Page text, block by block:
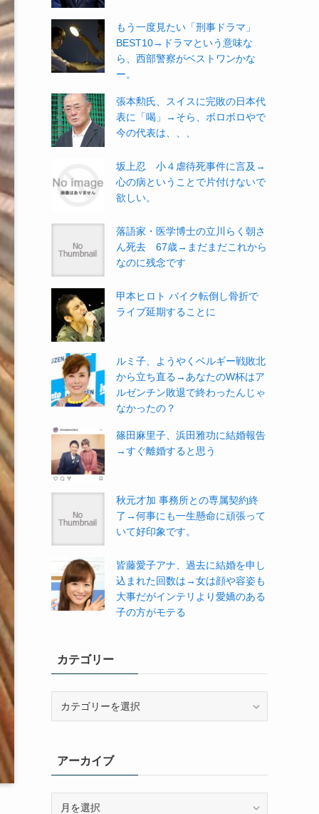
もう一度見たい「刑事ドラマ」
BEST10→ドラマという意味な
ら、西部警察がベストワンかな
ー。
張本勲氏、スイスに完敗の日本代
表に「喝」→そら、ボロボロやで
今の代表は、、、
坂上忍 小４虐待死事件に言及→
心の病ということで片付けないで
欲しい。
落語家・医学博士の立川らく朝さ
ん死去 67歳→まだまだこれから
なのに残念です
甲本ヒロト バイク転倒し骨折で
ライブ延期することに
ルミ子、ようやくベルギー戦敗北
から立ち直る→あなたのW杯はア
ルゼンチン敗退で終わったんじゃ
なかったの？
篠田麻里子、浜田雅功に結婚報告
→すぐ離婚すると思う
秋元才加 事務所との専属契約終
了→何事にも一生懸命に頑張って
いて好印象です。
皆藤愛子アナ、過去に結婚を申し
込まれた回数は→女は顔や容姿も
大事だがインテリより愛嬌のある
子の方がモテる
カテゴリー
ーアーカイブ